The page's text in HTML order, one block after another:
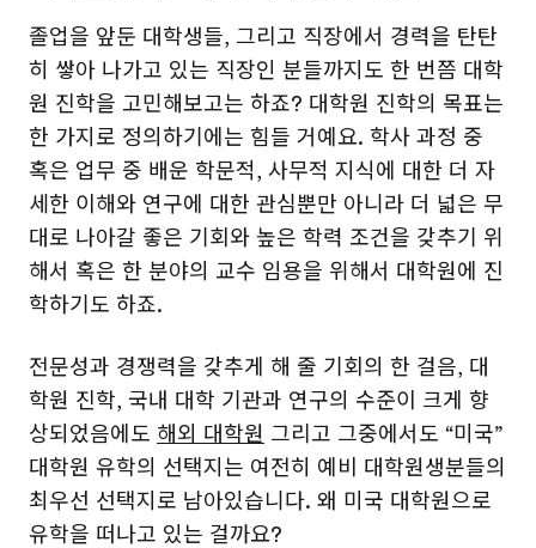
졸업을 앞둔 대학생들, 그리고 직장에서 경력을 탄탄
히 쌓아 나가고 있는 직장인 분들까지도 한 번쯤 대학
원 진학을 고민해보고는 하죠? 대학원 진학의 목표는
한 가지로 정의하기에는 힘들 거예요. 학사 과정 중
혹은 업무 중 배운 학문적, 사무적 지식에 대한 더 자
세한 이해와 연구에 대한 관심뿐만 아니라 더 넓은 무
대로 나아갈 좋은 기회와 높은 학력 조건을 갖추기 위
해서 혹은 한 분야의 교수 임용을 위해서 대학원에 진
학하기도 하죠.
전문성과 경쟁력을 갖추게 해 줄 기회의 한 걸음, 대
학원 진학, 국내 대학 기관과 연구의 수준이 크게 향
상되었음에도 해외 대학원 그리고 그중에서도 “미국”
대학원 유학의 선택지는 여전히 예비 대학원생분들의
최우선 선택지로 남아있습니다. 왜 미국 대학원으로
유학을 떠나고 있는 걸까요?